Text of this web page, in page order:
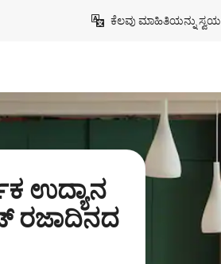
ಕೆಲವು ಮಾಹಿತಿಯನ್ನು
ಉದ್ಯಾನ
ರಜಾದಿನದ